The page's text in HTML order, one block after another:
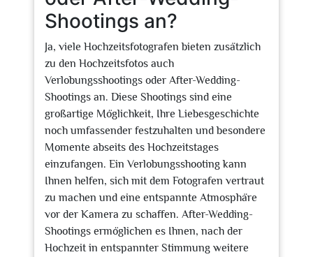
Shootings an?
Ja, viele Hochzeitsfotografen bieten zusätzlich
zu den Hochzeitsfotos auch
Verlobungsshootings oder After-Wedding-
Shootings an. Diese Shootings sind eine
großartige Möglichkeit, Ihre Liebesgeschichte
noch umfassender festzuhalten und besondere
Momente abseits des Hochzeitstages
einzufangen. Ein Verlobungsshooting kann
Ihnen helfen, sich mit dem Fotografen vertraut
zu machen und eine entspannte Atmosphäre
vor der Kamera zu schaffen. After-Wedding-
Shootings ermöglichen es Ihnen, nach der
Hochzeit in entspannter Stimmung weitere